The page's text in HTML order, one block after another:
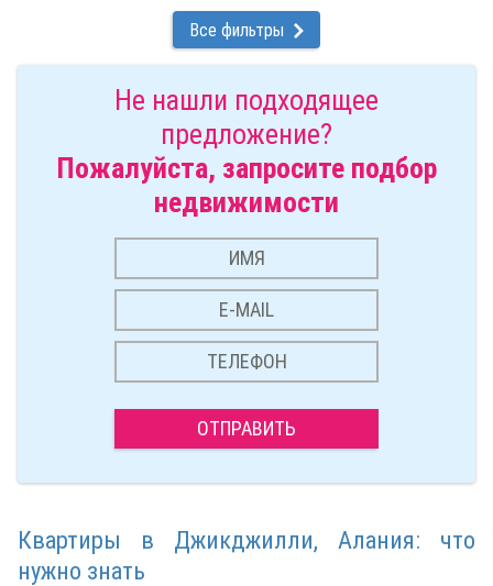
Все фильтры
Не нашли подходящее
предложение?
Пожалуйста, запросите подбор
недвижимости
ОТПРАВИТЬ
Квартиры в Джикджилли, Алания: что
нужно знать